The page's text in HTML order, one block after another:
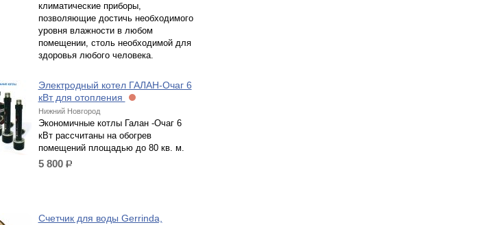
климатические приборы,
позволяющие достичь необходимого
уровня влажности в любом
помещении, столь необходимой для
здоровья любого человека.
Электродный котел ГАЛАН-Очаг 6
кВт для отопления
Нижний Новгород
Экономичные котлы Галан -Очаг 6
кВт рассчитаны на обогрев
помещений площадью до 80 кв. м.
5 800 р.
Счетчик для воды Gerrinda,